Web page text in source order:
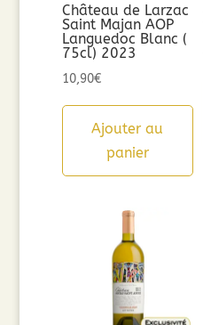
Château de Larzac
Saint Majan AOP
Languedoc Blanc (
75cl) 2023
10,90€
Ajouter au
panier